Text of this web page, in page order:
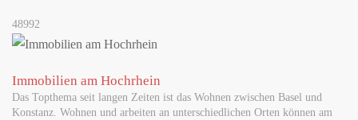
48992
Immobilien am Hochrhein
Das Topthema seit langen Zeiten ist das Wohnen zwischen Basel und
Konstanz. Wohnen und arbeiten an unterschiedlichen Orten können am